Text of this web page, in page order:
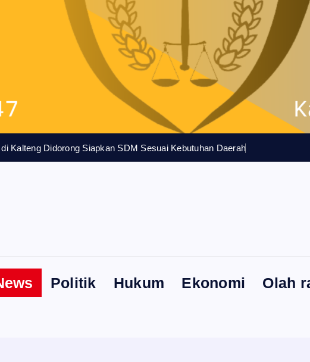
Kalteng Didorong Siapkan SDM Sesuai Kebutuhan Daerah
Politik Hukum Ekonomi Olah